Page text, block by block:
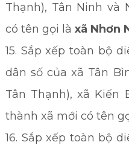
Thạnh), Tân Ninh và
có tên gọi là xã Nhơn
15. Sắp xếp toàn bộ
dân số của xã Tân
Tân Thạnh), xã Kiến
thành xã mới có tên
16. Sắp xếp toàn bộ